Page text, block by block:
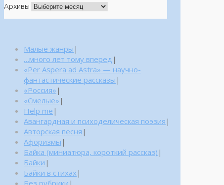
Архивы
Малые жанры |
…много лет тому вперед |
«Per Aspera ad Astra» — научно-
фантастические рассказы |
«Россия» |
«Смелые» |
Help me |
Авангардная и психоделическая поэзия |
Авторская песня |
Афоризмы |
Байка (миниатюра, короткий рассказ) |
Байки |
Байки в стихах |
Без рубрики |